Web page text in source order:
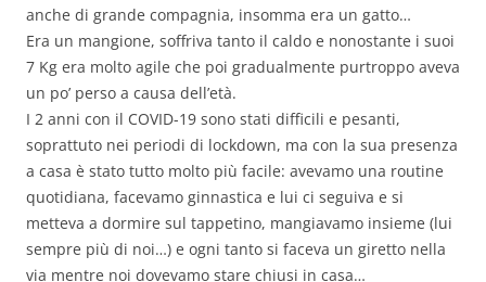
anche di grande compagnia, insomma era un gatto…
Era un mangione, soffriva tanto il caldo e nonostante i suoi
7 Kg era molto agile che poi gradualmente purtroppo aveva
un po’ perso a causa dell’età.
I 2 anni con il COVID-19 sono stati difficili e pesanti,
soprattuto nei periodi di lockdown, ma con la sua presenza
a casa è stato tutto molto più facile: avevamo una routine
quotidiana, facevamo ginnastica e lui ci seguiva e si
metteva a dormire sul tappetino, mangiavamo insieme (lui
sempre più di noi…) e ogni tanto si faceva un giretto nella
via mentre noi dovevamo stare chiusi in casa…